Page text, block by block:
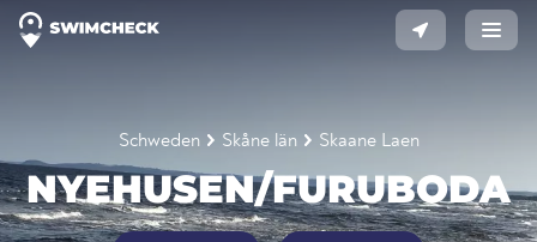
Schweden Skåne län Skaane Laen
NYEHUSEN/FURUBODA